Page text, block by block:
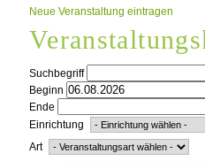
Neue Veranstaltung eintragen
Suchbegriff
Beginn
Ende
Einrichtung
Art